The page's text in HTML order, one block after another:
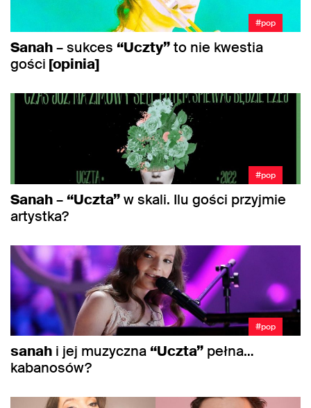
#pop
Sanah– sukces “Uczty”to nie kwestia
gości [opinia]
#pop
Sanah– “Uczta”w skali. Ilu gości przyjmie
artystka?
#pop
sanah i jej muzyczna “Uczta” pełna…
kabanosów?